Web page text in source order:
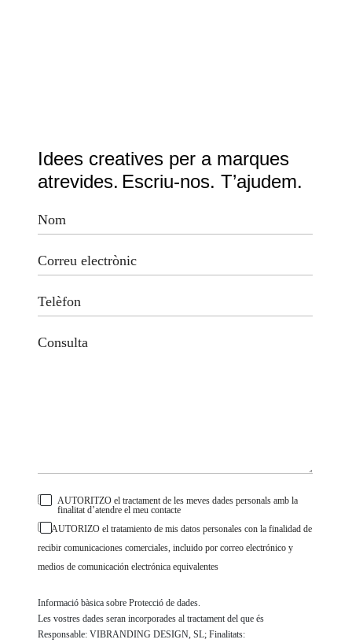
Idees creatives per a marques
atrevides. Escriu-nos. T’ajudem.
AUTORITZO el tractament de les meves dades personals amb la
finalitat d’atendre el meu contacte
AUTORIZO el tratamiento de mis datos personales con la finalidad de
recibir comunicaciones comerciales, incluido por correo electrónico y
medios de comunicación electrónica equivalentes
Informació bàsica sobre Protecció de dades.
Les vostres dades seran incorporades al tractament del que és
Responsable: VIBRANDING DESIGN, SL; Finalitats: